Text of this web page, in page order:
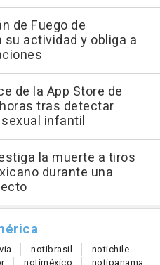
de Fuego de
actividad y obliga a
de la App Store de
tras detectar
infantil
la muerte a tiros
durante una
notibrasil notichile